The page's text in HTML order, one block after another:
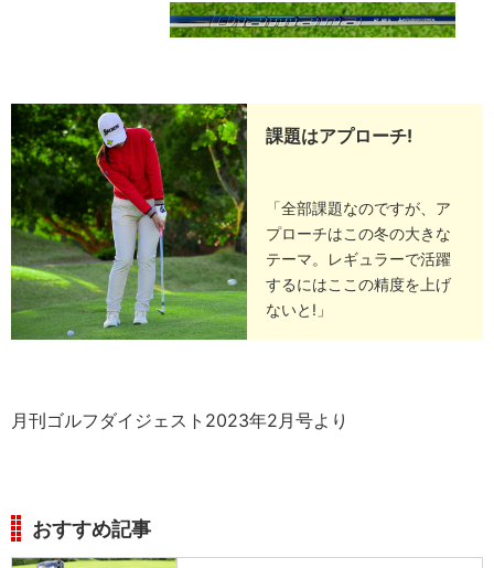
課題はアプローチ!
「全部課題なのですが、ア
プローチはこの冬の大きな
テーマ。レギュラーで活躍
するにはここの精度を上げ
ないと!」
月刊ゴルフダイジェスト2023年2月号より
おすすめ記事